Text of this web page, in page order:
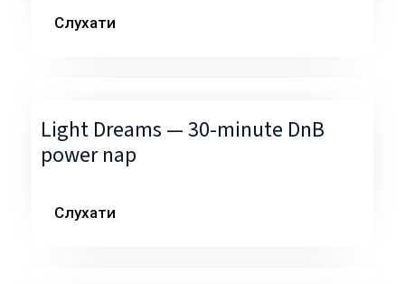
Слухати
Light Dreams — 30-minute DnB
power nap
Слухати